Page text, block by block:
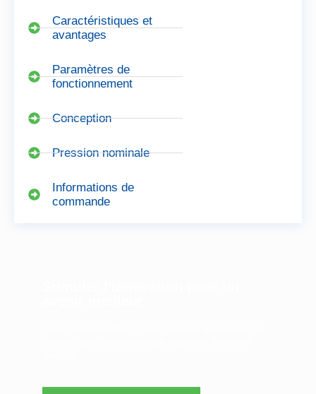
Caractéristiques et
avantages
Paramètres de
fonctionnement
Conception
Pression nominale
Informations de
commande